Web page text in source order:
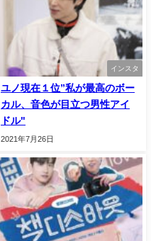
インスタ
ユノ現在１位”私が最高のボー
カル、音色が目立つ男性アイ
ドル"
2021年7月26日